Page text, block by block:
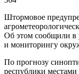
Штормовое
Об этом сообщили в
и мониторингу
По прогнозу
республики